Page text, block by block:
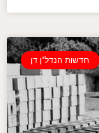
חדשות הנדל"ן דן